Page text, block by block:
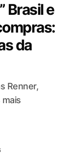
Brasil e
da
Renner,